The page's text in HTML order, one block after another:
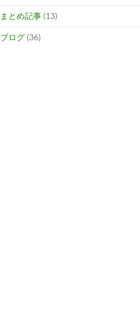
まとめ記事 (13)
ブログ (36)